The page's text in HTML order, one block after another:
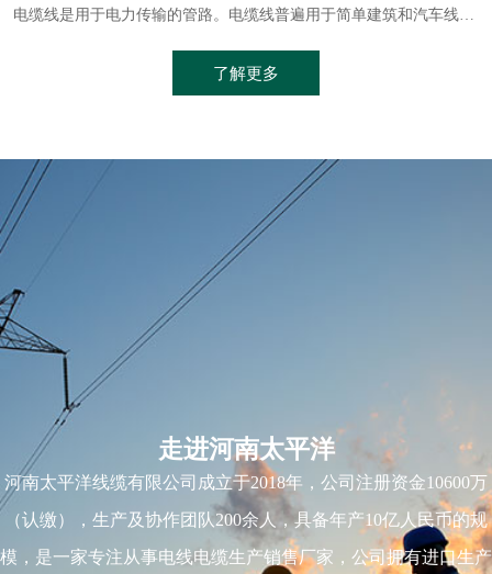
电缆线是用于电力传输的管路。电缆线普遍用于简单建筑和汽车线材，作为能源输送缆线，电缆线的复杂结构勿庸置疑。根据目标功能，电缆线具有以下一些特点：建筑用和车用线材要求轻质、大批量生产、价格低廉、具有相当的电学和力学性能和长时间的耐老化性能；工业用线材必须具有符合客户要求的性能；
了解更多
走进河南太平洋
河南太平洋线缆有限公司成立于2018年，公司注册资金10600万
（认缴），生产及协作团队200余人，具备年产10亿人民币的规
模，是一家专注从事电线电缆生产销售厂家，公司拥有进口生产